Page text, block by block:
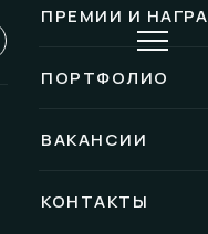
ПРЕМИИ И
ПОРТФОЛИО
ВАКАНСИИ
КОНТАКТЫ